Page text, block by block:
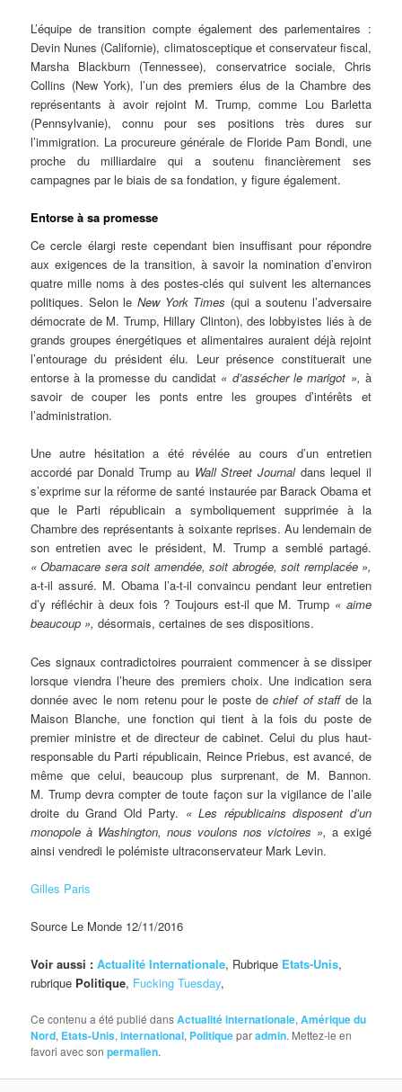
L’équipe de transition compte également des parlementaires :
Devin Nunes (Californie), climato­sceptique et conservateur fiscal,
Marsha Blackburn (Tennessee), conservatrice sociale, Chris
Collins (New York), l’un des premiers élus de la Chambre des
représentants à avoir rejoint M. Trump, comme Lou Barletta
(Pennsylvanie), connu pour ses positions très dures sur
l’immigration. La procureure générale de Floride Pam Bondi, une
proche du milliardaire qui a soutenu financièrement ses
campagnes par le biais de sa fondation, y figure également.
Entorse à sa promesse
Ce cercle élargi reste cependant bien insuffisant pour répondre
aux exigences de la transition, à savoir la nomination d’environ
quatre mille noms à des postes-clés qui suivent les alternances
politiques. Selon leNew York ­Times (qui a soutenu l’adversaire
démocrate de M. Trump, Hillary Clinton), des lobbyistes liés à de
grands groupes énergétiques et alimentaires auraient déjà rejoint
l’entourage du président élu. Leur présence constituerait une
entorse à la promesse du candidat « d’assécher le marigot », à
savoir de couper les ponts entre les groupes d’intérêts et
l’administration.
Une autre hésitation a été révélée au cours d’un entretien
accordé par Donald Trump au Wall Street Journal dans lequel il
s’exprime sur la réforme de santé instaurée par Barack Obama et
que le Parti républicain a symboliquement supprimée à la
Chambre des représentants à soixante reprises. Au lendemain de
son entretien avec le président, M. Trump a semblé partagé.
« Obamacare sera soit amendée, soit abrogée, soit remplacée »,
a-t-il assuré. M. Obama l’a-t-il convaincu pendant leur entretien
d’y réfléchir à deux fois ? Toujours est-il que M. Trump « aime
beaucoup »,désormais, certaines de ses dispositions.
Ces signaux contradictoires pourraient commencer à se dissiper
lorsque viendra l’heure des premiers choix. Une indication sera
donnée avec le nom retenu pour le poste dechief of staffde la
Maison Blanche, une fonction qui tient à la fois du poste de
premier ministre et de directeur de cabinet. Celui du plus haut-
responsable du Parti républicain, Reince Priebus, est avancé, de
même que celui, beaucoup plus surprenant, de M. Bannon.
M. Trump devra compter de toute façon sur la vigilance de l’aile
droite du Grand Old Party. « Les républicains disposent d’un
monopole à Washington, nous voulons nos victoires », a exigé
ainsi vendredi le polémiste ultraconservateur Mark Levin.
Gilles Paris
Source Le Monde 12/11/2016
Voir aussi : Actualité Internationale, Rubrique Etats-Unis,
rubrique Politique, Fucking Tuesday,
Ce contenu a été publié dansActualité internationale,Amérique du
Nord, Etats-Unis,international, Politiqueparadmin. Mettez-le en
favori avec sonpermalien.